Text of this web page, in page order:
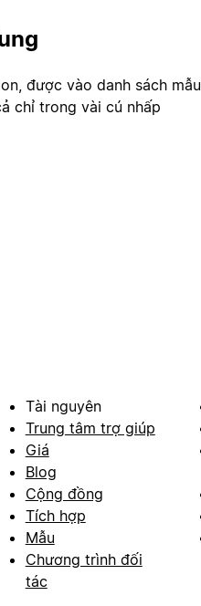
được vào danh sách mẫu
chỉ trong vài cú nhấp
Tài nguyên
Trung tâm trợ giúp
Giá
Blog
Cộng đồng
Tích hợp
Mẫu
Chương trình đối
tác